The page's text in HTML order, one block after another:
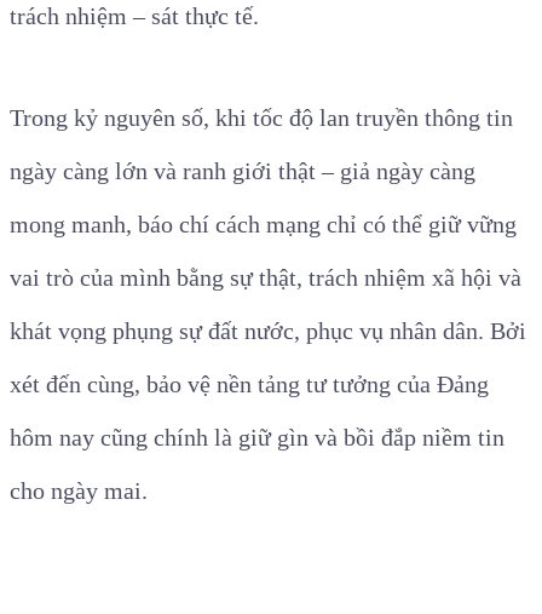
trách nhiệm – sát thực tế.
Trong kỷ nguyên số, khi tốc độ lan truyền thông tin
ngày càng lớn và ranh giới thật – giả ngày càng
mong manh, báo chí cách mạng chỉ có thể giữ vững
vai trò của mình bằng sự thật, trách nhiệm xã hội và
khát vọng phụng sự đất nước, phục vụ nhân dân. Bởi
xét đến cùng, bảo vệ nền tảng tư tưởng của Đảng
hôm nay cũng chính là giữ gìn và bồi đắp niềm tin
cho ngày mai.